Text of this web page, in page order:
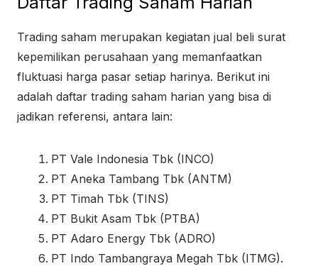
Trading saham merupakan kegiatan jual beli surat
kepemilikan perusahaan yang memanfaatkan
fluktuasi harga pasar setiap harinya. Berikut ini
adalah daftar trading saham harian yang bisa di
jadikan referensi, antara lain:
PT Vale Indonesia Tbk (INCO)
PT Aneka Tambang Tbk (ANTM)
PT Timah Tbk (TINS)
PT Bukit Asam Tbk (PTBA)
PT Adaro Energy Tbk (ADRO)
PT Indo Tambangraya Megah Tbk (ITMG).